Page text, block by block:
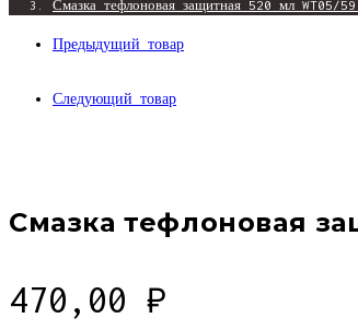
Смазка тефлоновая защитная 520 мл WT05/
Предыдущий товар
Следующий товар
Смазка тефлоновая
470,00 ₽